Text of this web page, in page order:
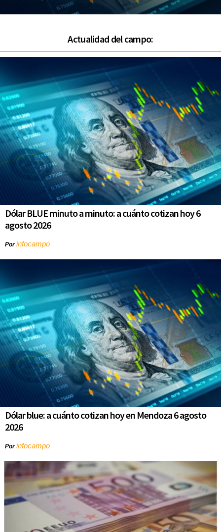
Actualidad del campo:
Dólar BLUE minuto a minuto: a cuánto cotizan hoy 6
agosto 2026
Porinfocampo
Dólar blue: a cuánto cotizan hoy en Mendoza 6 agosto
2026
Porinfocampo